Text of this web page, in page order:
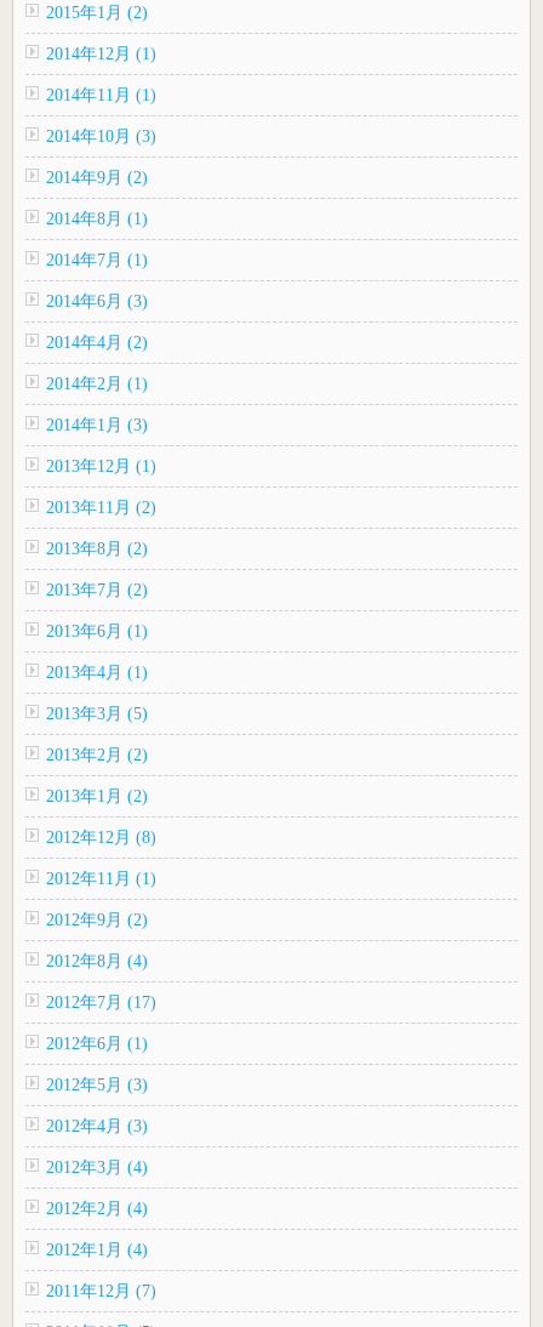
2015年1月 (2)
2014年12月 (1)
2014年11月 (1)
2014年10月 (3)
2014年9月 (2)
2014年8月 (1)
2014年7月 (1)
2014年6月 (3)
2014年4月 (2)
2014年2月 (1)
2014年1月 (3)
2013年12月 (1)
2013年11月 (2)
2013年8月 (2)
2013年7月 (2)
2013年6月 (1)
2013年4月 (1)
2013年3月 (5)
2013年2月 (2)
2013年1月 (2)
2012年12月 (8)
2012年11月 (1)
2012年9月 (2)
2012年8月 (4)
2012年7月 (17)
2012年6月 (1)
2012年5月 (3)
2012年4月 (3)
2012年3月 (4)
2012年2月 (4)
2012年1月 (4)
2011年12月 (7)